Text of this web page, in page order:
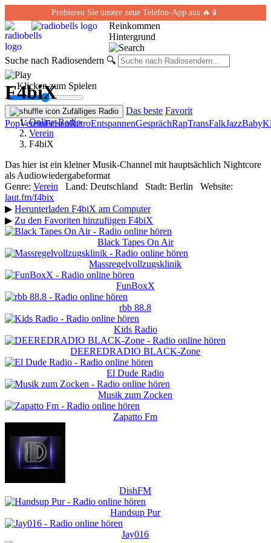
Probieren Sie unsere neue Telefon-App aus 🔥📱
Reinkommen
Hintergrund
Suche nach Radiosendern 🔍
← Klicken zum Spielen
Zufälliges Radio Das beste Favorit
PopVereinFelsenRetroEntspannenGesprächRapTransFalkJazzBaby
F4biX
Online-Radio
Verein
F4biX
Das hier ist ein kleiner Musik-Channel mit hauptsächlich Nightcore
als Audiowiedergabeformat
Genre: Verein Land: Deutschland Stadt: Berlin Website:
laut.fm/f4bix
▶ Herunterladen F4biX am Computer
▶ Zu den Favoriten hinzufügen F4biX
Black Tapes On Air
Massregelvollzugsklinik
FunBoxX
rbb 88.8
Kids Radio
DEEREDRADIO BLACK-Zone
El Dude Radio
Musik zum Zocken
Zapatto Fm
DishFM
Handsup Pur
Jay016